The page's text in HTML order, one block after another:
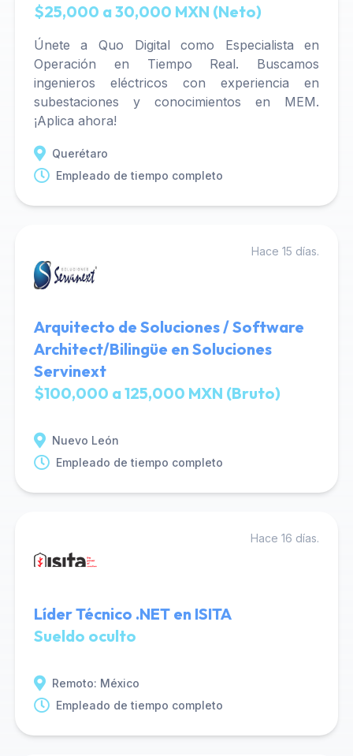
$25,000 a 30,000 MXN (Neto)
Únete a Quo Digital como Especialista en
Operación en Tiempo Real. Buscamos
ingenieros eléctricos con experiencia en
subestaciones y conocimientos en MEM.
¡Aplica ahora!
Querétaro
Empleado de tiempo completo
Hace 15 días.
Arquitecto de Soluciones / Software
Architect/Bilingüe en Soluciones
Servinext
$100,000 a 125,000 MXN (Bruto)
Nuevo León
Empleado de tiempo completo
Hace 16 días.
Líder Técnico .NET en ISITA
Sueldo oculto
Remoto: México
Empleado de tiempo completo